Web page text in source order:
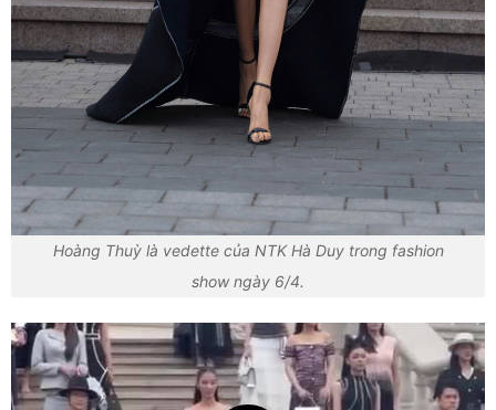
Hoàng Thuỳ là vedette của NTK Hà Duy trong fashion
show ngày 6/4.